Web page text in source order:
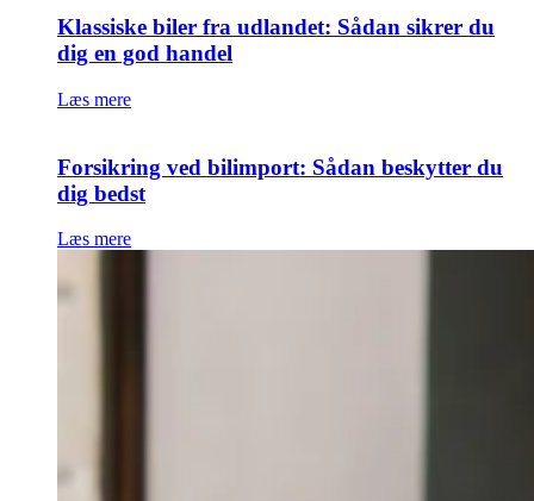
Klassiske biler fra udlandet: Sådan sikrer du
dig en god handel
Læs mere
Forsikring ved bilimport: Sådan beskytter du
dig bedst
Læs mere